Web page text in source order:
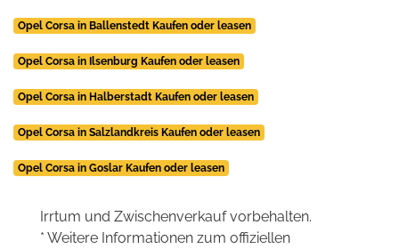
Opel Corsa in Ballenstedt Kaufen oder leasen
Opel Corsa in Ilsenburg Kaufen oder leasen
Opel Corsa in Halberstadt Kaufen oder leasen
Opel Corsa in Salzlandkreis Kaufen oder leasen
Opel Corsa in Goslar Kaufen oder leasen
Irrtum und Zwischenverkauf vorbehalten.
* Weitere Informationen zum offiziellen